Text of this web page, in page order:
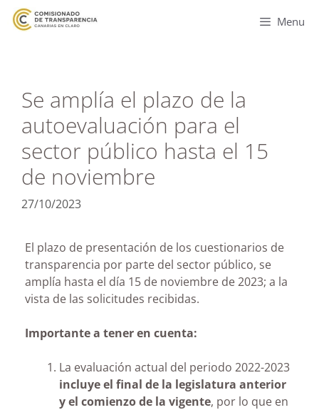
Menu
Se amplía el plazo de la
autoevaluación para el
sector público hasta el 15
de noviembre
27/10/2023
El plazo de presentación de los cuestionarios de
transparencia por parte del sector público, se
amplía hasta el día 15 de noviembre de 2023; a la
vista de las solicitudes recibidas.
Importante a tener en cuenta:
La evaluación actual del periodo 2022-2023
incluye el final de la legislatura anterior
y el comienzo de la vigente, por lo que en